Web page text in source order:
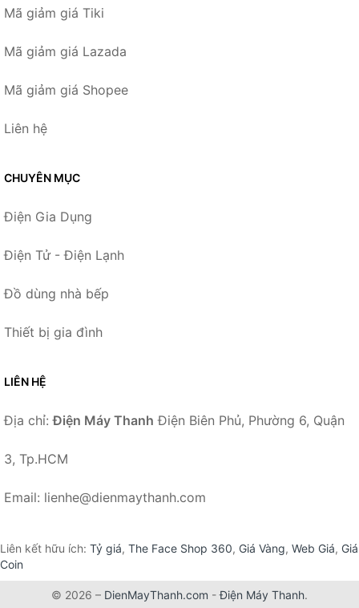
Mã giảm giá Tiki
Mã giảm giá Lazada
Mã giảm giá Shopee
Liên hệ
CHUYÊN MỤC
Điện Gia Dụng
Điện Tử - Điện Lạnh
Đồ dùng nhà bếp
Thiết bị gia đình
LIÊN HỆ
Địa chỉ:Điện Máy Thanh Điện Biên Phủ, Phường 6, Quận
3, Tp.HCM
Email: lienhe@dienmaythanh.com
Liên kết hữu ích: Tỷ giá, The Face Shop 360, Giá Vàng, Web Giá, Giá
Coin
© 2026 – DienMayThanh.com -Điện Máy Thanh.